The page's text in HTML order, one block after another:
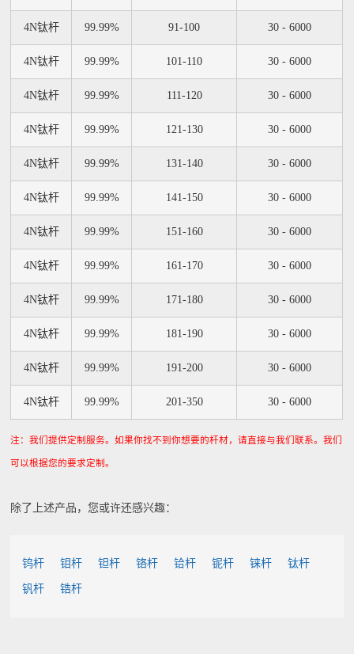
4N钛杆 99.99% 91-100 30 - 6000
4N钛杆 99.99% 101-110 30 - 6000
4N钛杆 99.99% 111-120 30 - 6000
4N钛杆 99.99% 121-130 30 - 6000
4N钛杆 99.99% 131-140 30 - 6000
4N钛杆 99.99% 141-150 30 - 6000
4N钛杆 99.99% 151-160 30 - 6000
4N钛杆 99.99% 161-170 30 - 6000
4N钛杆 99.99% 171-180 30 - 6000
4N钛杆 99.99% 181-190 30 - 6000
4N钛杆 99.99% 191-200 30 - 6000
4N钛杆 99.99% 201-350 30 - 6000
注：我们提供定制服务。如果你找不到你想要的杆材，请直接与我们联系。我们
可以根据您的要求定制。
除了上述产品，您或许还感兴趣：
钨杆 钼杆 钽杆 铬杆 铪杆 铌杆 铼杆 钛杆
钒杆 锆杆